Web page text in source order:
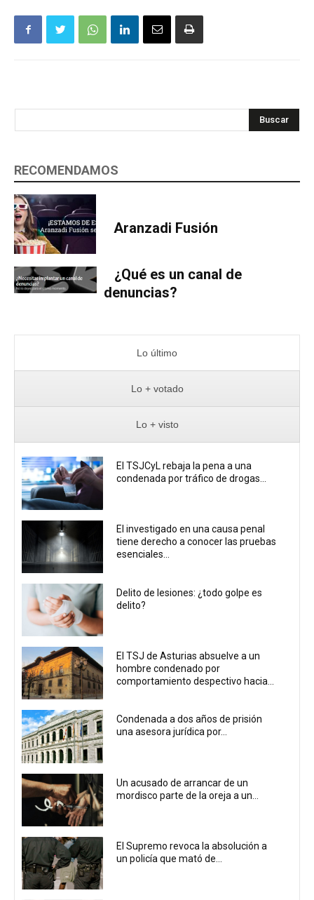
Buscar
RECOMENDAMOS
Aranzadi Fusión
¿Qué es un canal de
denuncias?
Lo último
Lo + votado
Lo + visto
El TSJCyL rebaja la pena a una
condenada por tráfico de drogas...
El investigado en una causa penal
tiene derecho a conocer las pruebas
esenciales...
Delito de lesiones: ¿todo golpe es
delito?
El TSJ de Asturias absuelve a un
hombre condenado por
comportamiento despectivo hacia...
Condenada a dos años de prisión
una asesora jurídica por...
Un acusado de arrancar de un
mordisco parte de la oreja a un...
El Supremo revoca la absolución a
un policía que mató de...